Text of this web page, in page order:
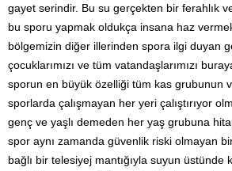
gayet serindir. Bu su gerçekten bir ferahlık
bu sporu yapmak oldukça insana haz
bölgemizin diğer illerinden spora ilgi duyan
çocuklarımızı ve tüm vatandaşlarımızı
sporun en büyük özelliği tüm kas grubunun
sporlarda çalışmayan her yeri çalıştırıyor
genç ve yaşlı demeden her yaş grubuna
spor aynı zamanda güvenlik riski olmayan
bağlı bir telesiyej mantığıyla suyun üstünde